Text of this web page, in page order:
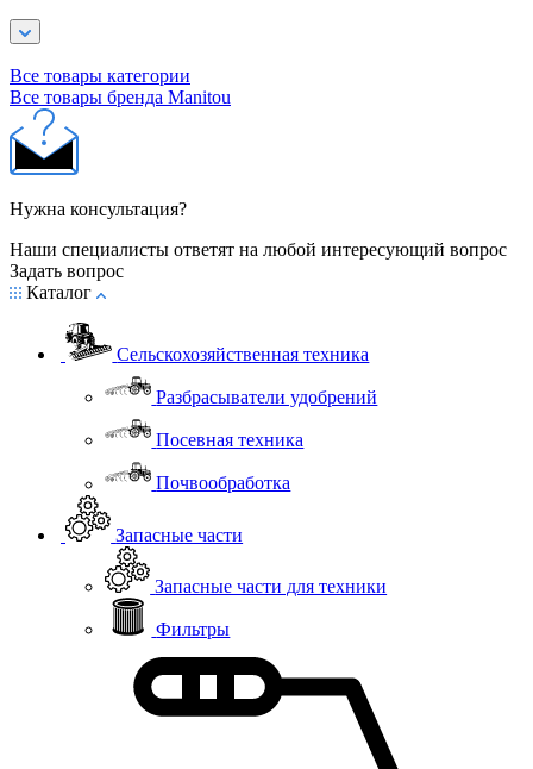
Все товары категории
Все товары бренда Manitou
Нужна консультация?
Наши специалисты ответят на любой интересующий вопрос
Задать вопрос
Каталог
Сельскохозяйственная техника
Разбрасыватели удобрений
Посевная техника
Почвообработка
Запасные части
Запасные части для техники
Фильтры